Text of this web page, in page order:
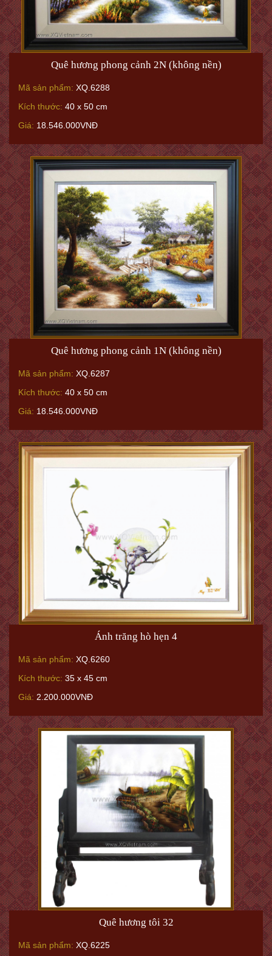
Quê hương phong cảnh 2N (không nền)
Mã sản phẩm: XQ.6288
Kích thước: 40 x 50 cm
Giá: 18.546.000VNĐ
Quê hương phong cảnh 1N (không nền)
Mã sản phẩm: XQ.6287
Kích thước: 40 x 50 cm
Giá: 18.546.000VNĐ
Ánh trăng hò hẹn 4
Mã sản phẩm: XQ.6260
Kích thước: 35 x 45 cm
Giá: 2.200.000VNĐ
Quê hương tôi 32
Mã sản phẩm: XQ.6225